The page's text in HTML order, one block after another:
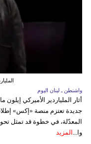
واشنطن ـ لبنان اليوم
أثار الملياردير الأميركي
جديدة تعتزم منصة «إكس»
المعدّلة، في خطوة قد تمثل
وا...
المزيد